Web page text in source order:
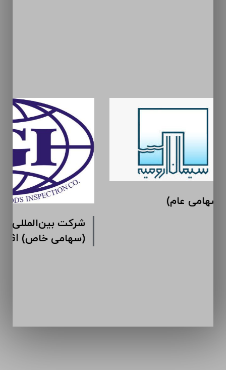
سیمان ارومیه (سهامی عام)